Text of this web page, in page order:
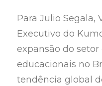
Para Julio Segala,
Executivo do
expansão do
educacionais no
tendência global